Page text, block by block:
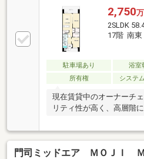
け、コンパクトな収納ス
房があり、寒い日でも空
り〇キッチンの背面にス
常品のストックに便利な
分けた間取り〇玄関前に
トドア用品等収められます
2,750
2SLDK
17階 南東
駐車場あり 浴室
所有権
システ
現在賃貸中のオーナーチ
リティ性が高く、高層階
門司ミッドエア ＭＯＪＩ